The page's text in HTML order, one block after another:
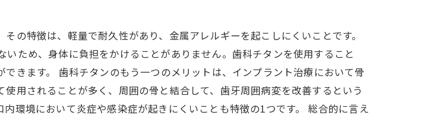
の特徴は、軽量で耐久性があり、金属アレルギーを起こしにくいことです。
ため、身体に負担をかけることがありません。歯科チタンを使用すること
きます。 歯科チタンのもう一つのメリットは、インプラント治療において骨
用されることが多く、周囲の骨と結合して、歯牙周囲病変を改善するという
環境において炎症や感染症が起きにくいことも特徴の1つです。 総合的に言え